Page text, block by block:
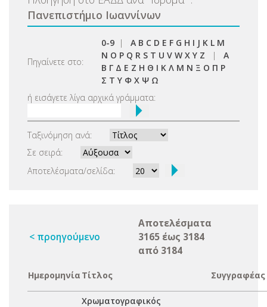
Πανεπιστήμιο Ιωαννίνων
Πηγαίνετε στο:
0-9 | A B C D E F G H I J K L M
N O P Q R S T U V W X Y Z | Α
Β Γ Δ Ε Ζ Η Θ Ι Κ Λ Μ Ν Ξ Ο Π Ρ
Σ Τ Υ Φ Χ Ψ Ω
ή εισάγετε λίγα αρχικά γράμματα:
Ταξινόμηση ανά:
Σε σειρά:
Αποτελέσματα/σελίδα:
< προηγούμενο
Αποτελέσματα
3165 έως 3184
από 3184
Ημερομηνία Τίτλος Συγγραφέας
Χρωματογραφικός